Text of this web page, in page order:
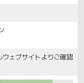
ェブサイトよりご確認